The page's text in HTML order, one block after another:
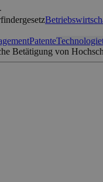
Patente
Betätigung von